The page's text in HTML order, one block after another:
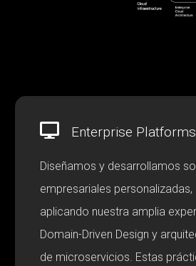
Enterprise Platforms
Diseñamos y desarrollamos
empresariales personalizadas,
aplicando nuestra amplia
Domain-Driven Design y
de microservicios. Estas